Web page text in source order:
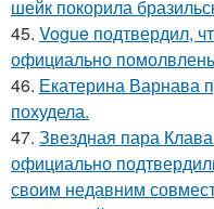
шейк покорила
45. Vogue подтвердил,
официально
46. Екатерина Варнава
похудела.
47. Звездная пара
официально
своим недавним